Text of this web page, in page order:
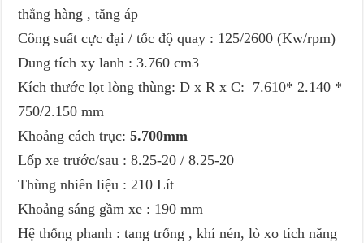
thẳng hàng , tăng áp
Công suất cực đại / tốc độ quay : 125/2600 (Kw/rpm)
Dung tích xy lanh : 3.760 cm3
Kích thước lọt lòng thùng: D x R x C: 7.610* 2.140 *
750/2.150 mm
Khoảng cách trục:5.700mm
Lốp xe trước/sau : 8.25-20 / 8.25-20
Thùng nhiên liệu : 210 Lít
Khoảng sáng gầm xe : 190 mm
Hệ thống phanh : tang trống , khí nén, lò xo tích năng